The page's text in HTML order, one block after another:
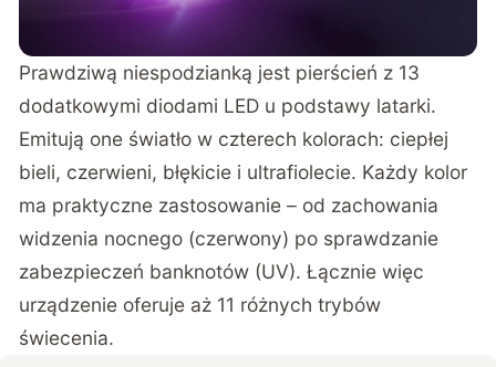
Prawdziwą niespodzianką jest pierścień z 13
dodatkowymi diodami LED u podstawy latarki.
Emitują one światło w czterech kolorach: ciepłej
bieli, czerwieni, błękicie i ultrafiolecie. Każdy kolor
ma praktyczne zastosowanie – od zachowania
widzenia nocnego (czerwony) po sprawdzanie
zabezpieczeń banknotów (UV). Łącznie więc
urządzenie oferuje aż 11 różnych trybów
świecenia.